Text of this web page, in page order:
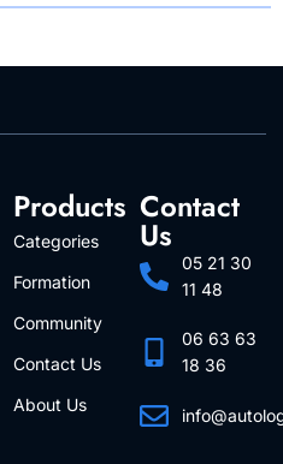
Products
Categories
Formation
Community
Contact Us
About Us
Contact
Us
05 21 30
11 48
06 63 63
18 36